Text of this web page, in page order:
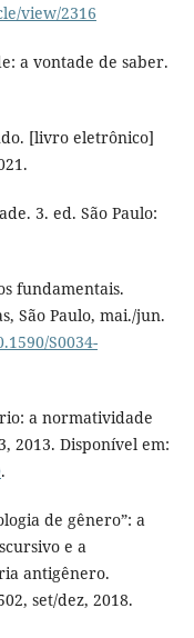
view/2316
a vontade de saber.
[livro eletrônico]
3. ed. São Paulo:
fundamentais.
São Paulo, mai./jun.
S0034-
a normatividade
2013. Disponível em:
.
de gênero”: a
e a
antigênero.
set/dez, 2018.